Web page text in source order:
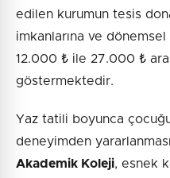
edilen kurumun tesis
imkanlarına ve
12.000 ₺ ile 27.000 ₺
göstermektedir.
Yaz tatili boyunca
deneyimden
Akademik Koleji, esnek